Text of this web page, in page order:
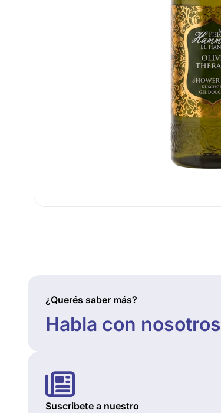
¿Querés saber más?
Habla con nosotros
Suscribete a nuestro